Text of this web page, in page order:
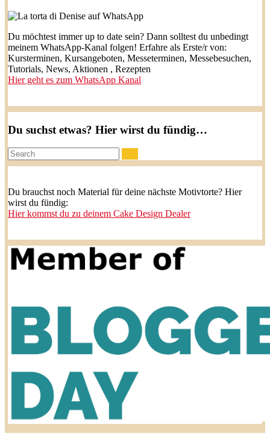
Du möchtest immer up to date sein? Dann solltest du unbedingt
meinem WhatsApp-Kanal folgen! Erfahre als Erste/r von:
Kursterminen, Kursangeboten, Messeterminen, Messebesuchen,
Tutorials, News, Aktionen , Rezepten
Hier geht es zum WhatsApp Kanal
Du suchst etwas? Hier wirst du fündig…
Search:
Du brauchst noch Material für deine nächste Motivtorte? Hier
wirst du fündig:
Hier kommst du zu deinem Cake Design Dealer